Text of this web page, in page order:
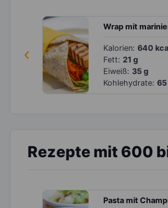
‹ Kalorien: 640
Fett: 21 g
Eiweiß: 35 g
Kohlehydrate: 65
Rezepte mit 600